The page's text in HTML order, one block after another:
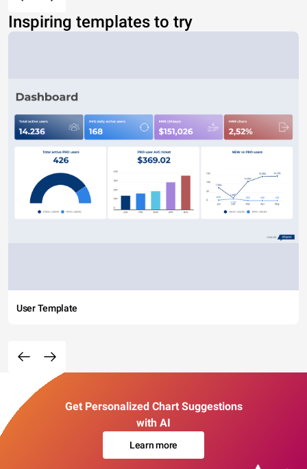
Inspiring templates to try
User Template
Get Personalized Chart Suggestions
with AI
Learn more